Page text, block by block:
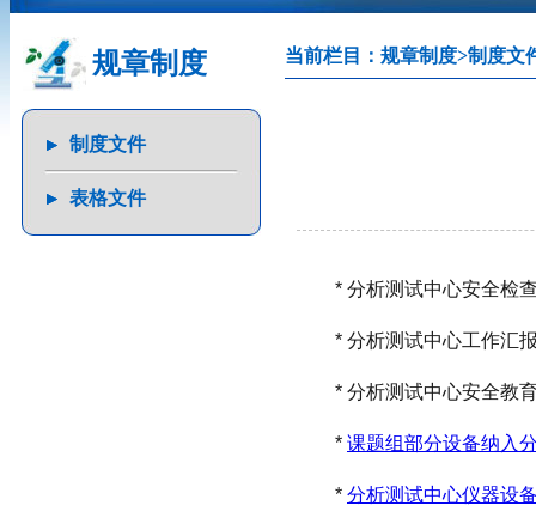
规章制度
制度文件
表格文件
当前栏目： 规章制度>制度文
* 分析测试中心安全检查
* 分析测试中心工作汇报
* 分析测试中心安全教育
* 课题组部分设备纳入
* 分析测试中心仪器设